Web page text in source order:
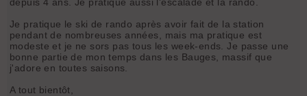
Je pratique le ski de rando après avoir fait de la station
pendant de nombreuses années, mais ma pratique est
modeste et je ne sors pas tous les week-ends. Je passe une
bonne partie de mon temps dans les Bauges, massif que
j'adore en toutes saisons.
A tout bientôt,